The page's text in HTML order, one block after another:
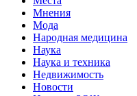
Мнения
Мода
Народная медицина
Наука
Наука и техника
Недвижимость
Новости